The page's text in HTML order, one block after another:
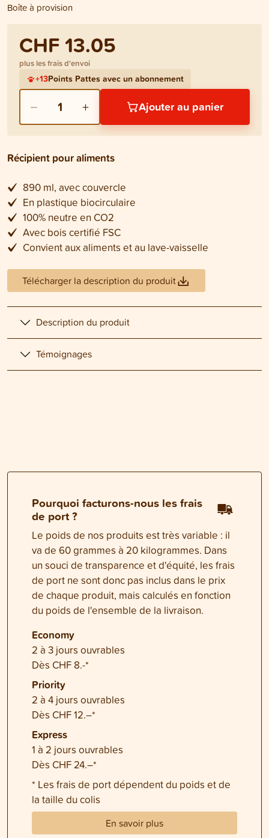
Boîte à provision
CHF 13.05
plus les frais d'envoi
+13Points Pattes avec un abonnement
− 1 + Ajouter au panier
Récipient pour aliments
890 ml, avec couvercle
En plastique biocirculaire
100% neutre en CO2
Avec bois certifié FSC
Convient aux aliments et au lave-vaisselle
Télécharger la description du produit
Description du produit
Témoignages
Pourquoi facturons-nous les frais
de port ?
Le poids de nos produits est très variable : il
va de 60 grammes à 20 kilogrammes. Dans
un souci de transparence et d'équité, les frais
de port ne sont donc pas inclus dans le prix
de chaque produit, mais calculés en fonction
du poids de l'ensemble de la livraison.
Economy
2 à 3 jours ouvrables
Dès CHF 8.-*
Priority
2 à 4 jours ouvrables
Dès CHF 12.–*
Express
1 à 2 jours ouvrables
Dès CHF 24.–*
* Les frais de port dépendent du poids et de
la taille du colis
En savoir plus